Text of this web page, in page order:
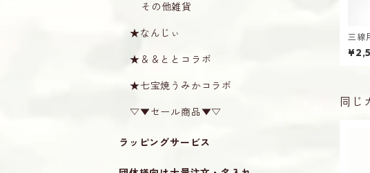
三線
調 茶
同じ
その他雑貨
★なんじぃ
★＆＆ととコラボ
★七宝焼うみかコラボ
▽▼セール商品▼▽
ラッピングサービス